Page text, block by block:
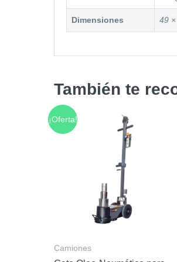
Dimensiones 49
También te
¡Oferta!
Camiones